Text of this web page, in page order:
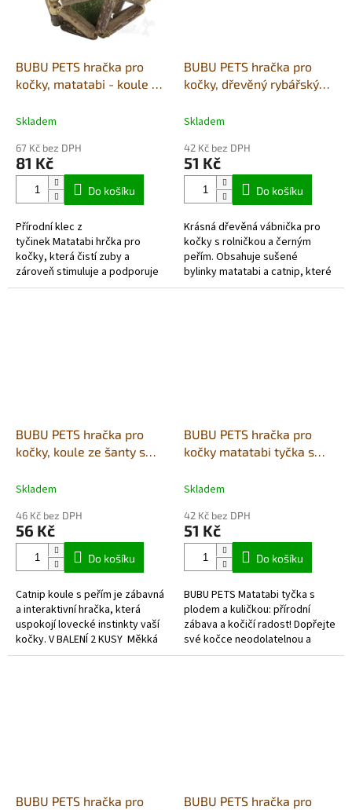
BUBU PETS hračka pro
kočky, matatabi - koule ze
Skladem
67 Kč bez DPH
81 Kč
Do košíku
Přírodní klec z
tyčinek Matatabi hrčka pro
kočky, která čistí zuby a
zároveň stimuluje a podporuje
chuť ke hře. Kulička z šanty
BUBU PETS hračka pro
kočky, dřevěný rybářský
peřím 38-58cm
Skladem
42 Kč bez DPH
51 Kč
Do košíku
Krásná dřevěná vábnička pro
kočky s rolničkou a černým
peřím. Obsahuje sušené
bylinky matatabi a catnip, které
jsou pro kočky neodolatelné.
BUBU PETS hračka pro
kočky, koule ze šanty s
Skladem
46 Kč bez DPH
56 Kč
Do košíku
Catnip koule s peřím je zábavná
a interaktivní hračka, která
uspokojí lovecké instinkty vaší
kočky. V BALENÍ 2 KUSY Měkká
koule naplněná kočičím šantem
BUBU PETS hračka pro
kočky matatabi tyčka s
Skladem
42 Kč bez DPH
51 Kč
Do košíku
BUBU PETS Matatabi tyčka s
plodem a kuličkou: přírodní
zábava a kočičí radost! Dopřejte
své kočce neodolatelnou a
zdravou zábavu s naší novou
BUBU PETS hračka pro
BUBU PETS hračka pro